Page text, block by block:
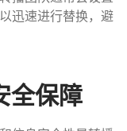
迅速进行替换，避
全保障